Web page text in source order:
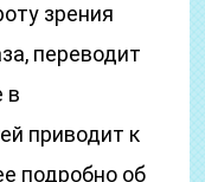
зрения
переводит
в
приводит к
подробно об